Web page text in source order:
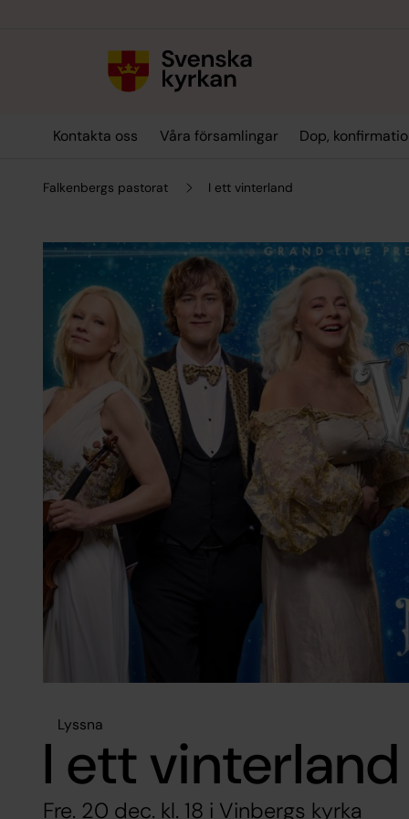
Kontakta oss Våra församlingar Dop,
Falkenbergs pastorat I ett vinterland
Lyssna
I ett vinterland
Fre. 20 dec. kl. 18 i Vinbergs kyrka